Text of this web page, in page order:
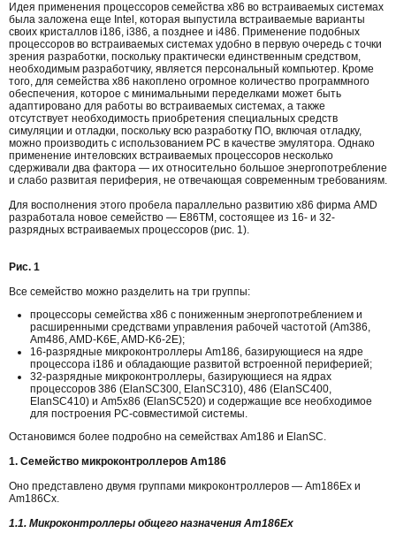
Идея применения процессоров семейства x86 во встраиваемых системах
была заложена еще Intel, которая выпустила встраиваемые варианты
своих кристаллов i186, i386, а позднее и i486. Применение подобных
процессоров во встраиваемых системах удобно в первую очередь с точки
зрения разработки, поскольку практически единственным средством,
необходимым разработчику, является персональный компьютер. Кроме
того, для семейства x86 накоплено огромное количество программного
обеспечения, которое с минимальными переделками может быть
адаптировано для работы во встраиваемых системах, а также
отсутствует необходимость приобретения специальных средств
симуляции и отладки, поскольку всю разработку ПО, включая отладку,
можно производить с использованием PC в качестве эмулятора. Однако
применение интеловских встраиваемых процессоров несколько
сдерживали два фактора — их относительно большое энергопотребление
и слабо развитая периферия, не отвечающая современным требованиям.
Для восполнения этого пробела параллельно развитию x86 фирма AMD
разработала новое семейство — E86TM, состоящее из 16- и 32-
разрядных встраиваемых процессоров (рис. 1).
Рис. 1
Все семейство можно разделить на три группы:
процессоры семейства x86 с пониженным энергопотреблением и
расширенными средствами управления рабочей частотой (Am386,
Am486, AMD-K6E, AMD-K6-2E);
16-разрядные микроконтроллеры Am186, базирующиеся на ядре
процессора i186 и обладающие развитой встроенной периферией;
32-разрядные микроконтроллеры, базирующиеся на ядрах
процессоров 386 (ElanSC300, ElanSC310), 486 (ElanSC400,
ElanSC410) и Am5x86 (ElanSC520) и содержащие все необходимое
для построения PC-совместимой системы.
Остановимся более подробно на семействах Am186 и ElanSC.
1. Семейство микроконтроллеров Am186
Оно представлено двумя группами микроконтроллеров — Am186Ex и
Am186Cx.
1.1. Микроконтроллеры общего назначения Am186Ex